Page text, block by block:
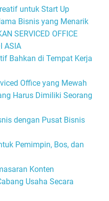
untuk Start Up
Bisnis yang Menarik
SERVICED OFFICE
ASIA
Bahkan di Tempat Kerja
Office yang Mewah
Harus Dimiliki Seorang
dengan Pusat Bisnis
Pemimpin, Bos, dan
Konten
Usaha Secara